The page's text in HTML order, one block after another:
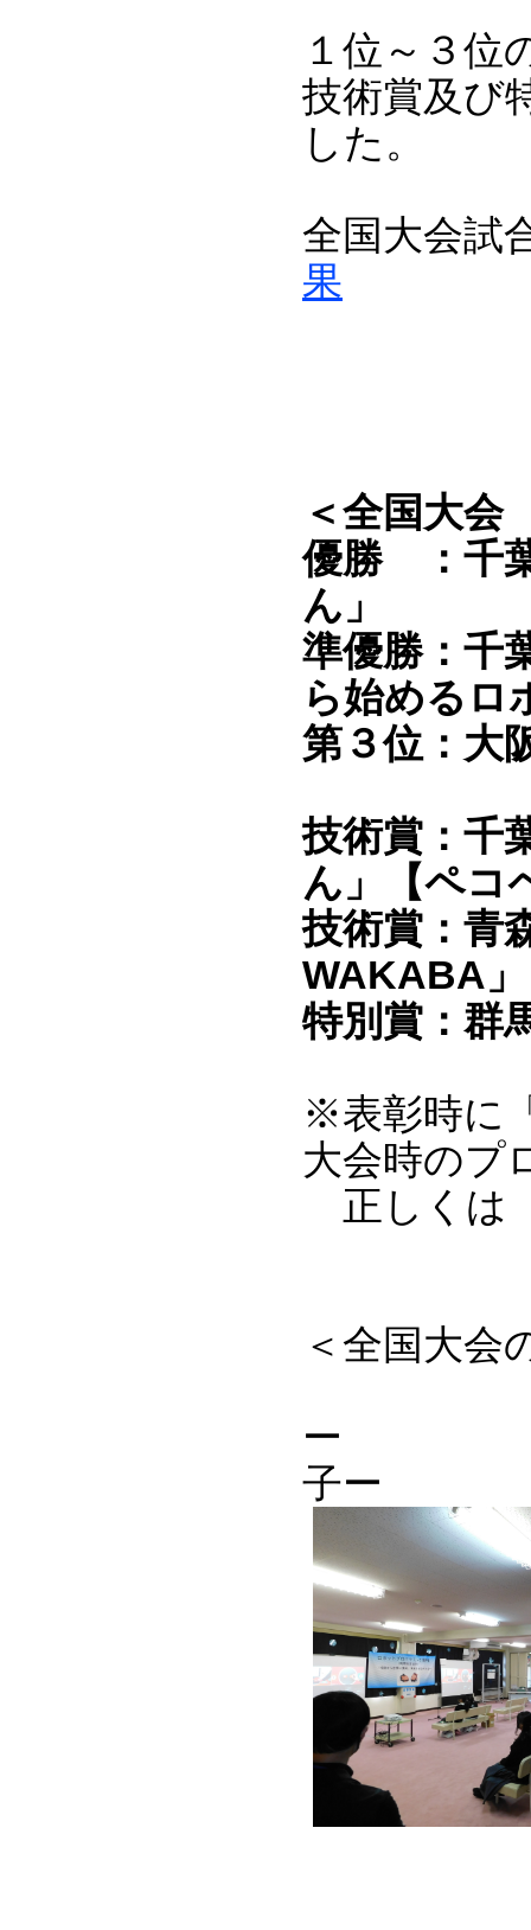
１位～３位
技術賞及び
した。
全国大会
果
＜全国大
優勝 ：千
ん」
準優勝：千
ら始めるロ
第３位：
技術賞：千
ん」【ペコ
技術賞：
WAKABA
特別賞：
※表彰時に
大会時のプ
正しくは
＜全国大会
ー
子ー